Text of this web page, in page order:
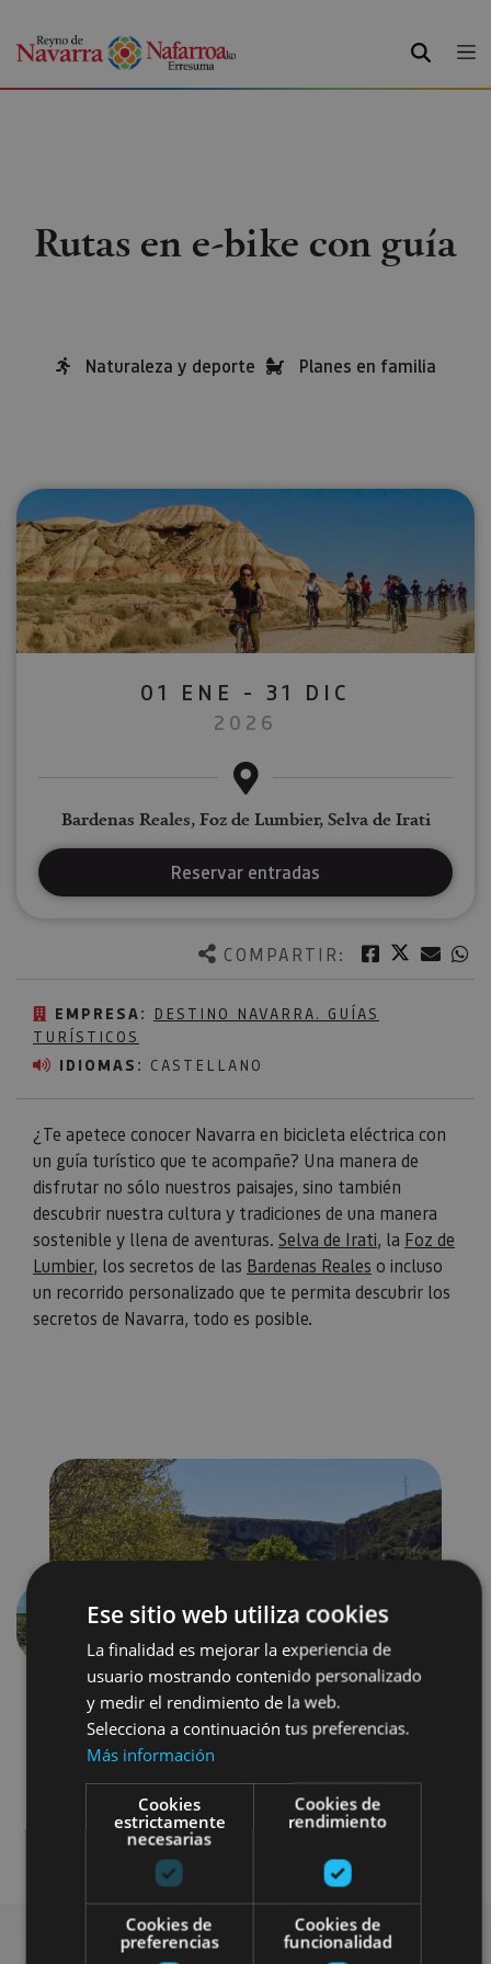
BUSCAR
Rutas en e-bike con guía
Naturaleza y deporte Planes en familia
COMPARTIR: Facebook
Twitter
EMPRESA:
DESTINO NAVARRA. GUÍAS
TURÍSTICOS
IDIOMAS: CASTELLANO
¿Te apetece conocer Navarra en bicicleta eléctrica con
un guía turístico que te acompañe? Una manera de
disfrutar no sólo nuestros paisajes, sino también
descubrir nuestra cultura y tradiciones de una manera
sostenible y llena de aventuras. Selva de Irati, la Foz de
Lumbier, los secretos de las Bardenas Reales o incluso
un recorrido personalizado que te permita descubrir los
secretos de Navarra, todo es posible.
01 ENE - 31 DIC
2026
Bardenas Reales, Foz de Lumbier, Selva de Irati
Reservar entradas
Bici
Ese sitio web utiliza cookies
La finalidad es mejorar la experiencia de
usuario mostrando contenido personalizado
y medir el rendimiento de la web.
Selecciona a continuación tus preferencias.
Más información
Cookies
estrictamente
necesarias
Cookies de
rendimiento
Cookies de
preferencias
Cookies de
funcionalidad